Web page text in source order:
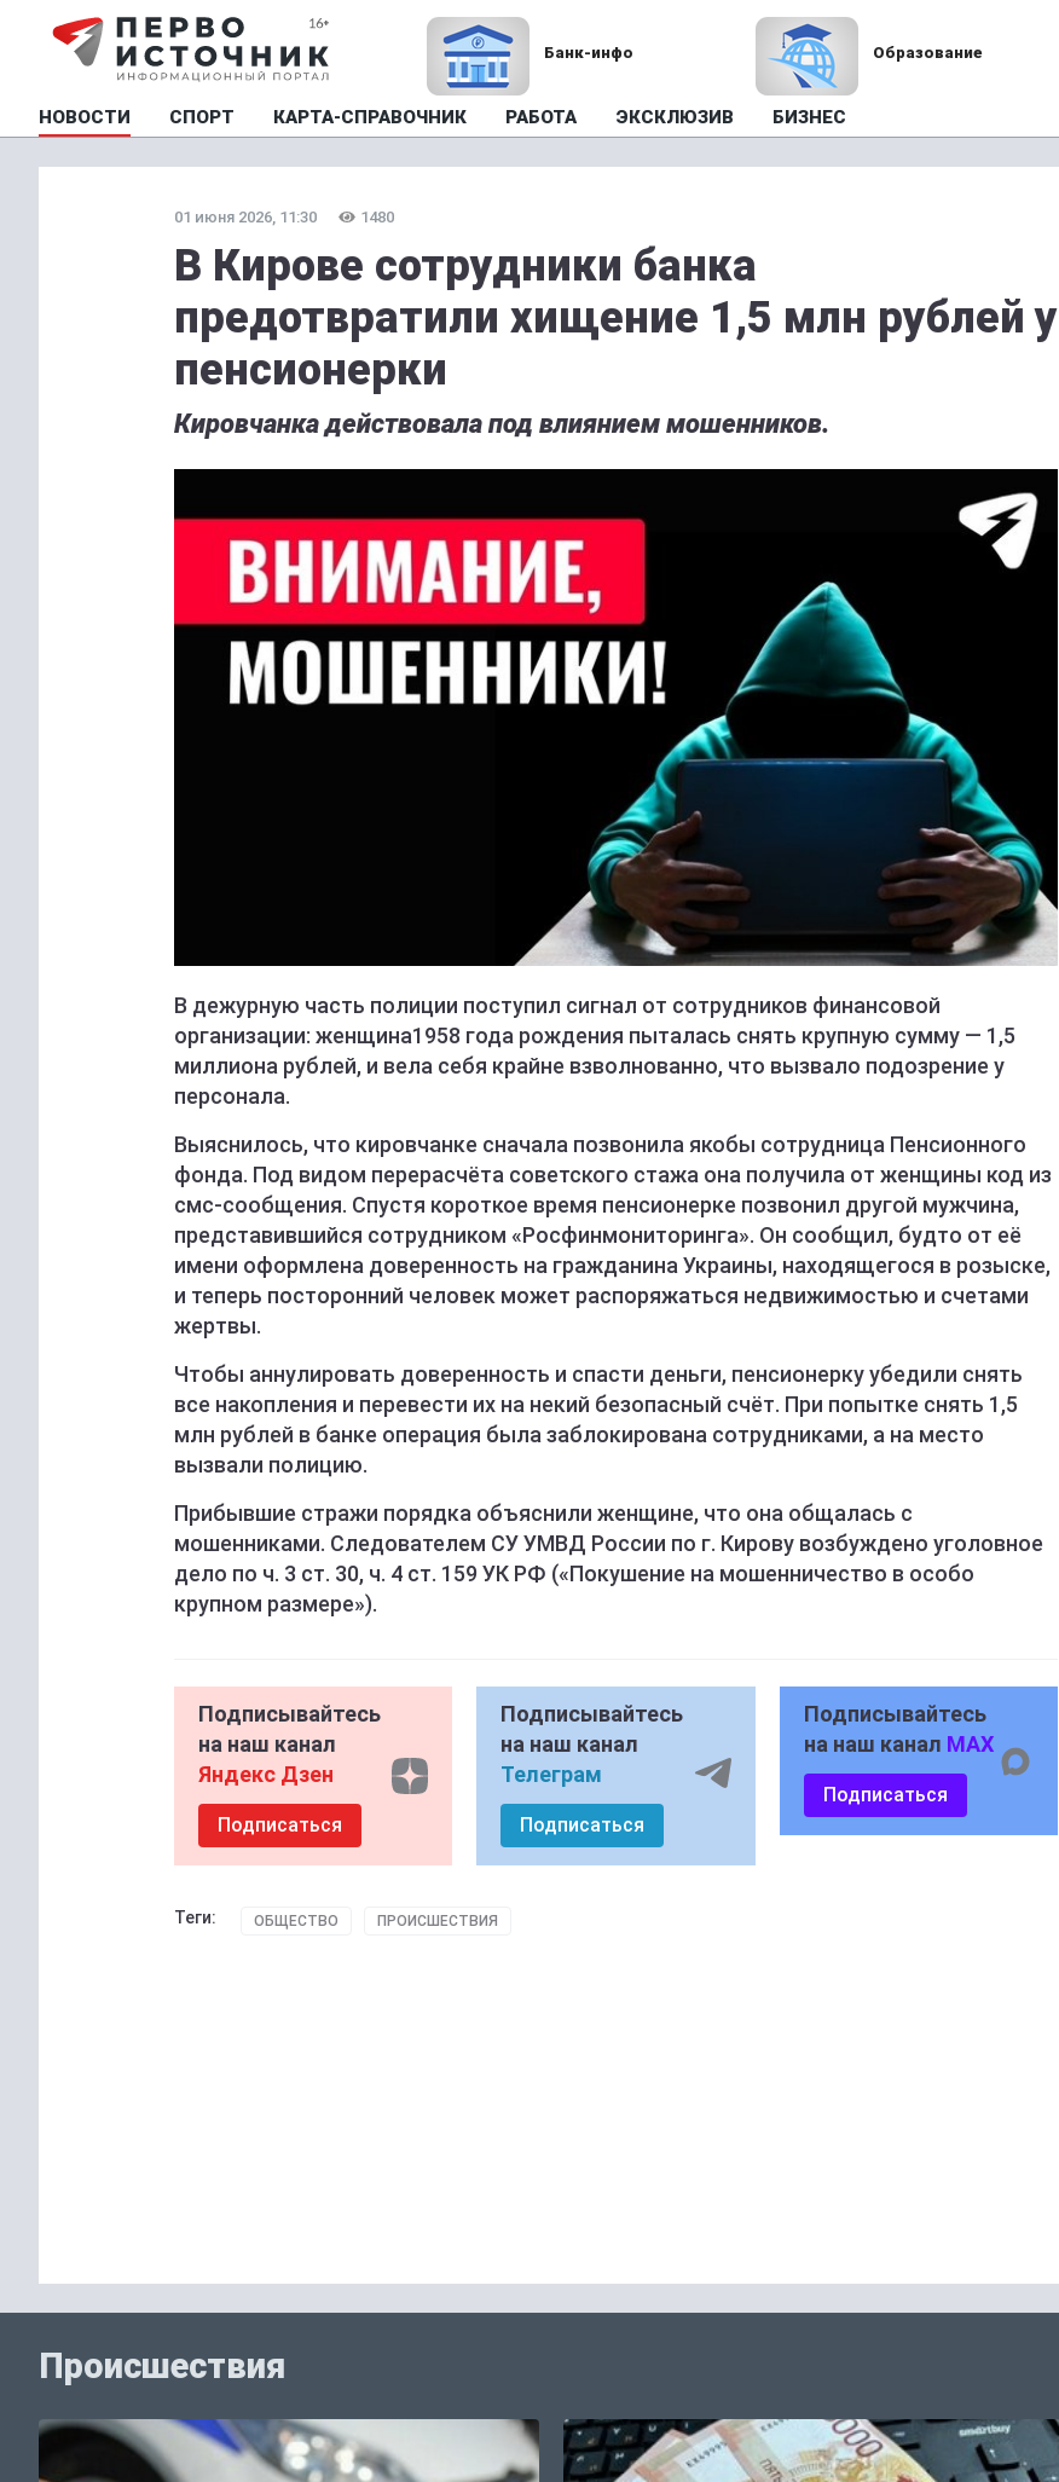
Банк-инфо Образование
НОВОСТИ СПОРТ КАРТА-СПРАВОЧНИК РАБОТА ЭКСКЛЮЗИВ БИЗНЕС
01 июня 2026, 11:30 1480
В Кирове сотрудники банка
предотвратили хищение 1,5 млн рублей у
пенсионерки
Кировчанка действовала под влиянием мошенников.
В дежурную часть полиции поступил сигнал от сотрудников финансовой
организации: женщина1958 года рождения пыталась снять крупную сумму — 1,5
миллиона рублей, и вела себя крайне взволнованно, что вызвало подозрение у
персонала.
Выяснилось, что кировчанке сначала позвонила якобы сотрудница Пенсионного
фонда. Под видом перерасчёта советского стажа она получила от женщины код из
смс-сообщения. Спустя короткое время пенсионерке позвонил другой мужчина,
представившийся сотрудником «Росфинмониторинга». Он сообщил, будто от её
имени оформлена доверенность на гражданина Украины, находящегося в розыске,
и теперь посторонний человек может распоряжаться недвижимостью и счетами
жертвы.
Чтобы аннулировать доверенность и спасти деньги, пенсионерку убедили снять
все накопления и перевести их на некий безопасный счёт. При попытке снять 1,5
млн рублей в банке операция была заблокирована сотрудниками, а на место
вызвали полицию.
Прибывшие стражи порядка объяснили женщине, что она общалась с
мошенниками. Следователем СУ УМВД России по г. Кирову возбуждено уголовное
дело по ч. 3 ст. 30, ч. 4 ст. 159 УК РФ («Покушение на мошенничество в особо
крупном размере»).
Подписывайтесь
на наш канал
Яндекс Дзен
Подписаться
Подписывайтесь
на наш канал
Телеграм
Подписаться
Подписывайтесь
на наш канал MAX
Подписаться
Теги: ОБЩЕСТВО ПРОИСШЕСТВИЯ
Происшествия